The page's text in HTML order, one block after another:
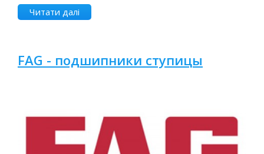
Читати далі
FAG - подшипники ступицы